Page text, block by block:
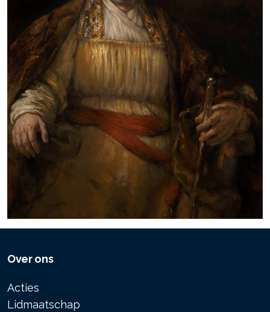
Over ons
Acties
Lidmaatschap